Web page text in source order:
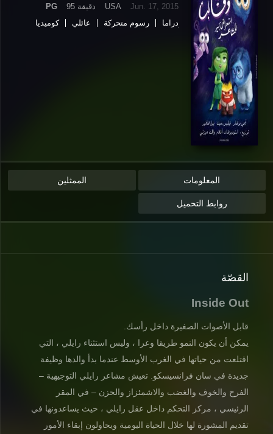
Jun. 17, 2015
USA 95 دقيقة
PG
دراما
رسوم متحركة عائلي
كوميديا
المعلومات الممثلين
روابط التحميل
القصّة
Inside Out
قابل الأصوات الصغيرة داخل رأسك.
يمكن أن يكون النمو طريقا وعرا ، وليس استثناء رايلي ، التي
اقتلعت من حياتها في الغرب الأوسط عندما بدأ والدها وظيفة
جديدة في سان فرانسيسكو. تعيش مشاعر رايلي التوجيهية –
الفرح والخوف والغضب والاشمئزاز والحزن – في المقر
الرئيسي ، مركز التحكم داخل عقل رايلي ، حيث يساعدونها في
تقديم المشورة لها خلال الحياة اليومية ويحاولون إبقاء الأمور